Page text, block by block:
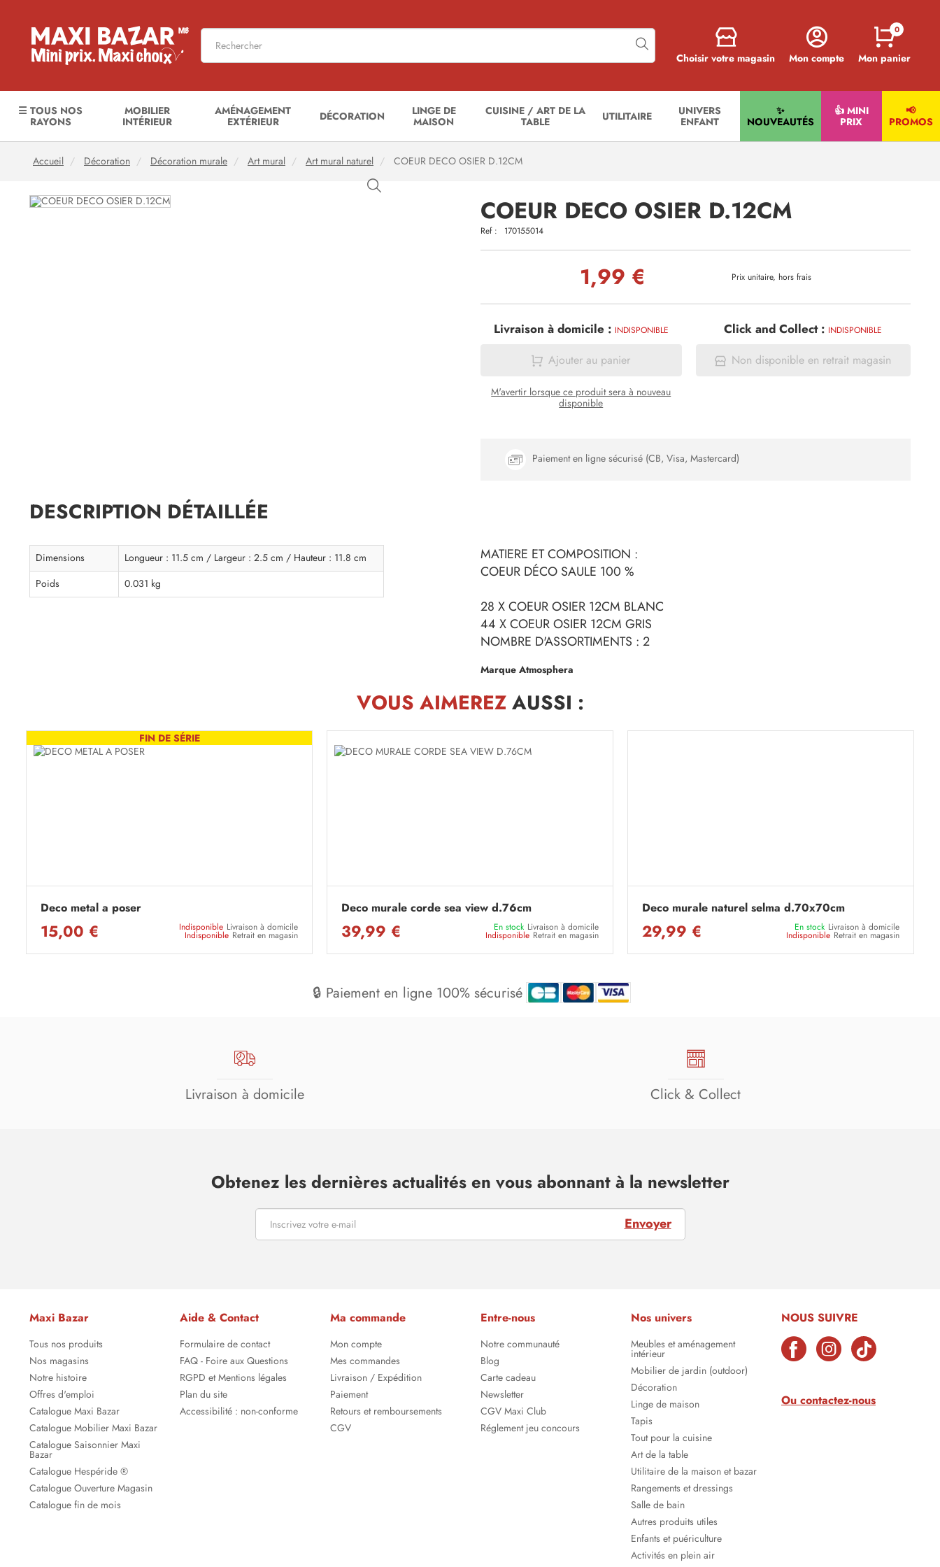
Choisir votre magasin Mon compte Mon panier
0
☰ TOUS NOS
RAYONS
MOBILIER
INTÉRIEUR
AMÉNAGEMENT
EXTÉRIEUR
DÉCORATION
LINGE DE
MAISON
CUISINE / ART DE LA
TABLE
UTILITAIRE
UNIVERS
ENFANT
✨
NOUVEAUTÉS
👍 MINI
PRIX
📢
PROMOS
Accueil Décoration Décoration murale Art mural Art mural naturel COEUR DECO OSIER D.12CM
COEUR DECO OSIER D.12CM
Ref : 170155014
1,99 € Prix unitaire, hors frais
Livraison à domicile : INDISPONIBLE
Ajouter au panier
M'avertir lorsque ce produit sera à nouveau
disponible
Click and Collect : INDISPONIBLE
Non disponible en retrait magasin
Paiement en ligne sécurisé (CB, Visa, Mastercard)
DESCRIPTION DÉTAILLÉE
Dimensions
Longueur : 11.5 cm / Largeur : 2.5 cm / Hauteur : 11.8 cm
Poids
0.031 kg
MATIERE ET COMPOSITION :
COEUR DÉCO SAULE 100 %
28 X COEUR OSIER 12CM BLANC
44 X COEUR OSIER 12CM GRIS
NOMBRE D'ASSORTIMENTS : 2
Marque Atmosphera
VOUS AIMEREZAUSSI :
FIN DE SÉRIE
Deco metal a poser
15,00 € Indisponible Livraison à domicile
Indisponible Retrait en magasin
Deco murale corde sea view d.76cm
39,99 € En stock Livraison à domicile
Indisponible Retrait en magasin
Deco murale naturel selma d.70x70cm
29,99 € En stock Livraison à domicile
Indisponible Retrait en magasin
🔒 Paiement en ligne 100% sécurisé
Livraison à domicile Click & Collect
Obtenez les dernières actualités en vous abonnant à la newsletter
Envoyer
Maxi Bazar
Tous nos produits
Nos magasins
Notre histoire
Offres d'emploi
Catalogue Maxi Bazar
Catalogue Mobilier Maxi Bazar
Catalogue Saisonnier Maxi
Bazar
Catalogue Hespéride ®
Catalogue Ouverture Magasin
Catalogue fin de mois
Aide & Contact
Formulaire de contact
FAQ - Foire aux Questions
RGPD et Mentions légales
Plan du site
Accessibilité : non-conforme
Ma commande
Mon compte
Mes commandes
Livraison / Expédition
Paiement
Retours et remboursements
CGV
Entre-nous
Notre communauté
Blog
Carte cadeau
Newsletter
CGV Maxi Club
Réglement jeu concours
Nos univers
Meubles et aménagement
intérieur
Mobilier de jardin (outdoor)
Décoration
Linge de maison
Tapis
Tout pour la cuisine
Art de la table
Utilitaire de la maison et bazar
Rangements et dressings
Salle de bain
Autres produits utiles
Enfants et puériculture
Activités en plein air
NOUS SUIVRE
Ou contactez-nous